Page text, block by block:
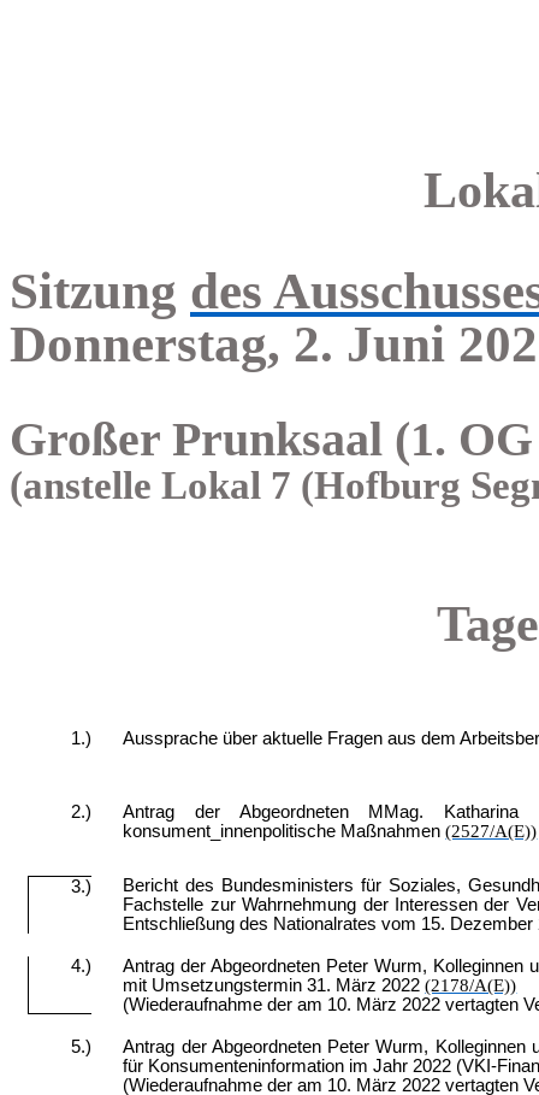
Sitzung des
Donnerstag, 2. Juni
Großer Prunksaal (1.
(anstelle Lokal 7 (Hofburg
1.) Aussprache über aktuelle Fragen aus dem
2.)
Antrag der Abgeordneten MMag.
konsument_innenpolitische Maßnahmen(2527/A(E))
3.)
Bericht des Bundesministers für Soziales,
Fachstelle zur Wahrnehmung der Interessen der
Entschließung des Nationalrates vom 15.
4.)
Antrag der Abgeordneten Peter Wurm, Kolleginnen
mit Umsetzungstermin 31. März 2022(2178/A(E))
(Wiederaufnahme der am 10. März 2022 vertagten
5.)
Antrag der Abgeordneten Peter Wurm,
für Konsumenteninformation im Jahr 2022 (VKI-
(Wiederaufnahme der am 10. März 2022 vertagten